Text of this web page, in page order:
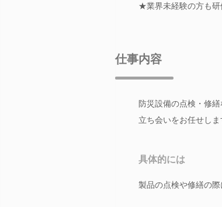
★業界未経験の方も研
仕事内容
防災設備の点検・修
立ち会いをお任せし
具体的には
製品の点検や修繕の